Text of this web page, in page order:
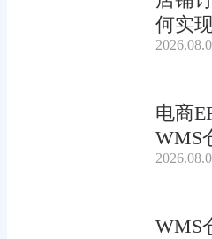
何实
电商
WMS
吗?
WMS